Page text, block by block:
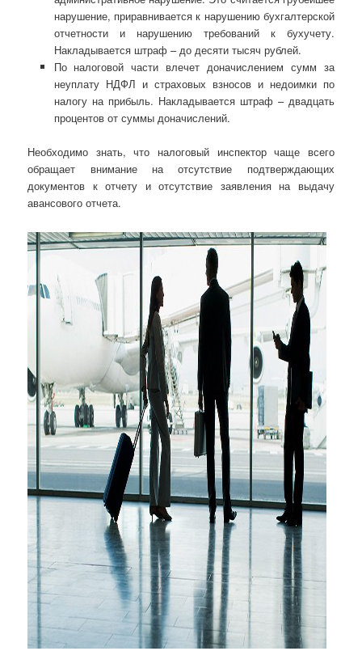
нарушение, приравнивается к нарушению бухгалтерской
отчетности и нарушению требований к бухучету.
Накладывается штраф – до десяти тысяч рублей.
По налоговой части влечет доначислением сумм за
неуплату НДФЛ и страховых взносов и недоимки по
налогу на прибыль. Накладывается штраф – двадцать
процентов от суммы доначислений.
Необходимо знать, что налоговый инспектор чаще всего
обращает внимание на отсутствие подтверждающих
документов к отчету и отсутствие заявления на выдачу
авансового отчета.